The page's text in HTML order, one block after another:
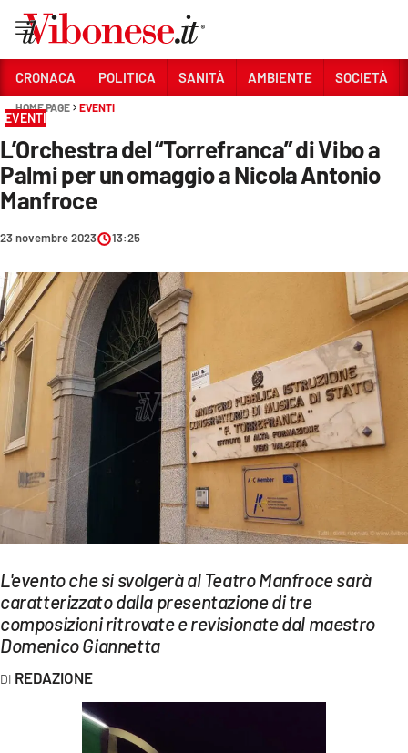
Sezioni
CRONACA
POLITICA
SOCIETÀ
CULTURA
ECONOMIA E LAVORO
EVENTI
SPORT
Streaming
LAC TV
LAC NETWORK
LAC ONAIR
LaC
Network
LACPLAY.IT
CRONACA POLITICA SANITÀ AMBIENTE SOCIETÀ
HOME PAGE EVENTI
EVENTI
L’Orchestra del “Torrefranca” di Vibo a
Palmi per un omaggio a Nicola Antonio
Manfroce
23 novembre 2023 13:25
L'evento che si svolgerà al Teatro Manfroce sarà
caratterizzato dalla presentazione di tre
composizioni ritrovate e revisionate dal maestro
Domenico Giannetta
REDAZIONE